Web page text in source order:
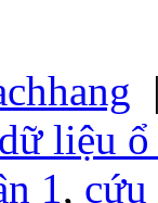
liệu
1,